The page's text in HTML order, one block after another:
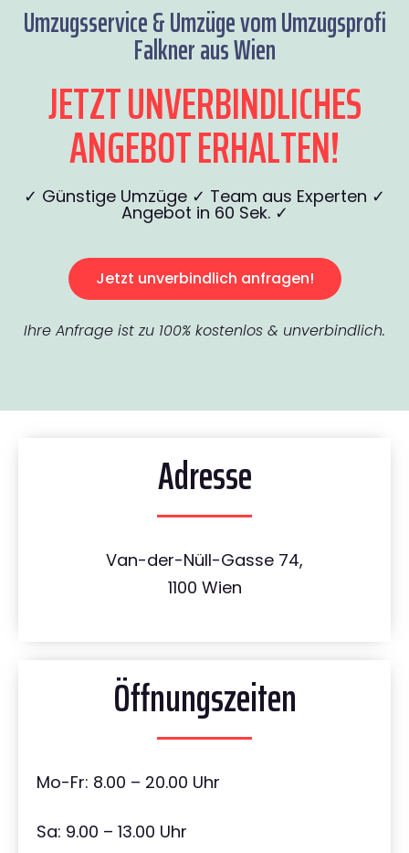
Umzugsservice & Umzüge vom Umzugsprofi
Falkner aus Wien
JETZT UNVERBINDLICHES
ANGEBOT ERHALTEN!
✓ Günstige Umzüge ✓ Team aus Experten ✓
Angebot in 60 Sek. ✓
Jetzt unverbindlich anfragen!
Ihre Anfrage ist zu 100% kostenlos & unverbindlich.
Adresse
Van-der-Nüll-Gasse 74,
1100 Wien
Öffnungszeiten
Mo-Fr: 8.00 – 20.00 Uhr
Sa: 9.00 – 13.00 Uhr